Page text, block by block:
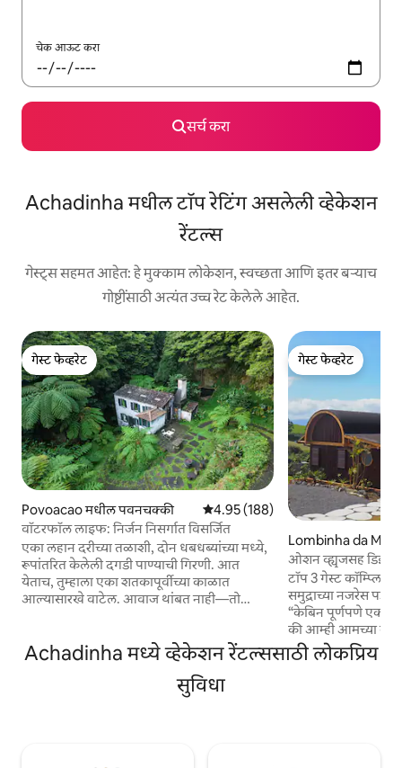
चेक आऊट करा
सर्च करा
Achadinha मधील टॉप रेटिंग असलेली व्हेकेशन
रेंटल्स
गेस्ट्स सहमत आहेत: हे मुक्काम लोकेशन, स्वच्छता आणि इतर बऱ्याच
गोष्टींसाठी अत्यंत उच्च रेट केलेले आहेत.
गेस्ट फेव्हरेट
गेस्ट फेव्हरेट
Povoacao मधील पवनचक्की 5 पैकी 4.95 सरासरी रेटिंग, 188 रिव्ह्यूज
4.95 (188)
वॉटरफॉल लाइफ: निर्जन निसर्गात विसर्जित
एका लहान दरीच्या तळाशी, दोन धबधब्यांच्या मध्ये,
रूपांतरित केलेली दगडी पाण्याची गिरणी. आत
येताच, तुम्हाला एका शतकापूर्वीच्या काळात
आल्यासारखे वाटेल. आवाज थांबत नाही—तो
असलेल्या जुन्या पुलावर गाडी सोडता आणि एका
लहान ग्रामीण मार्गावरून खाली उतरता; त्याच्या
खाली, प्रॉपर्टी दिसू लागते. शंभर मीटर मागे दोन गावे
आणि एक छोटी बाजारपेठ आहे, जी तुम्हाला
गेस्ट फेव्हरेट
गेस्ट फेव्हरेट
Lombinha da
ओशन व्ह्यूजसह
टॉप 3 गेस्ट
समुद्राच्या नजरेस
“केबिन पूर्णपणे
की आम्ही आमच्या
"होस्ट्स विचारपूर्वक
ट्रीट्ससह वर आणि
Achadinha मध्ये व्हेकेशन रेंटल्ससाठी लोकप्रिय
सुविधा